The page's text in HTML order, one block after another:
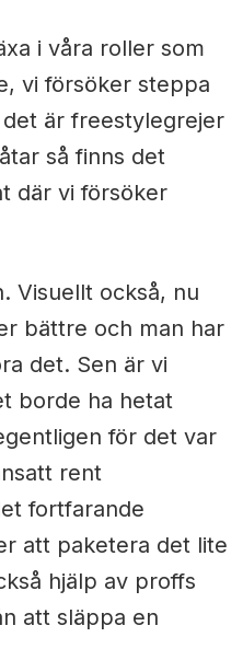
i våra roller som
vi försöker steppa
är freestylegrejer
så finns det
där vi försöker
Visuellt också, nu
bättre och man har
det. Sen är vi
borde ha hetat
för det var
rent
fortfarande
att paketera det lite
hjälp av proffs
att släppa en